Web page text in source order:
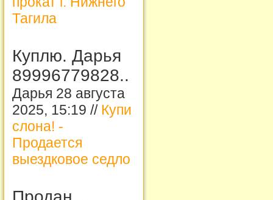
Тагила
Куплю. Дарья
89996779828..
Дарья 28 августа
2025, 15:19 // Купи
слона! -
Продается
выездковое седло